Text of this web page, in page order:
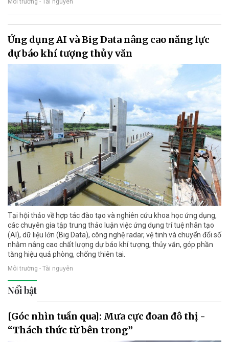
Môi trường - Tài nguyên
Ứng dụng AI và Big Data nâng cao năng lực
dự báo khí tượng thủy văn
Tại hội thảo về hợp tác đào tạo và nghiên cứu khoa học ứng dụng,
các chuyên gia tập trung thảo luận việc ứng dụng trí tuệ nhân tạo
(AI), dữ liệu lớn (Big Data), công nghệ radar, vệ tinh và chuyển đổi số
nhằm nâng cao chất lượng dự báo khí tượng, thủy văn, góp phần
tăng hiệu quả phòng, chống thiên tai.
Môi trường - Tài nguyên
Nổi bật
[Góc nhìn tuần qua]: Mưa cực đoan đô thị -
“Thách thức từ bên trong”